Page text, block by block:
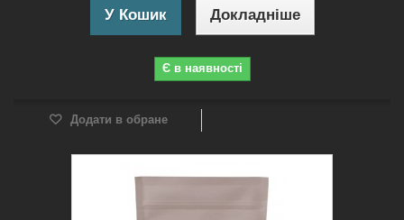
У Кошик Докладніше
Є в наявності
Додати в обране